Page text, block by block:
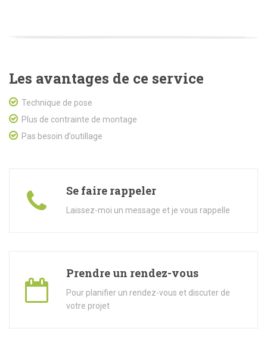
Les avantages de ce service
Technique de pose
Plus de contrainte de montage
Pas besoin d’outillage
Se faire rappeler
Laissez-moi un message et je vous rappelle
Prendre un rendez-vous
Pour planifier un rendez-vous et discuter de
votre projet